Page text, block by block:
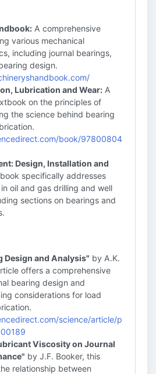
A comprehensive
various mechanical
including journal bearings,
design.
Lubrication and Wear: A
on the principles of
the science behind bearing
book/97800804
Design, Installation and
specifically addresses
oil and gas drilling and well
sections on bearings and
Design and Analysis" by A.K.
offers a comprehensive
bearing design and
considerations for load
science/article/p
Viscosity on Journal
by J.F. Booker, this
relationship between